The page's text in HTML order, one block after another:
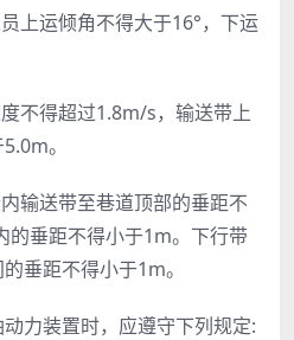
上运倾角不得大于16°，下运
不得超过1.8m/s，输送带上
。
输送带至巷道顶部的垂距不
的垂距不得小于1m。下行带
垂距不得小于1m。
力装置时，应遵守下列规定: